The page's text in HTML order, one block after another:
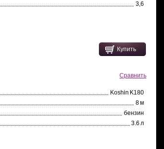
3,6
Купить
Сравнить
Koshin K180
8 м
бензин
3.6 л